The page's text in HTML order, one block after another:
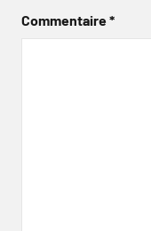
Commentaire*